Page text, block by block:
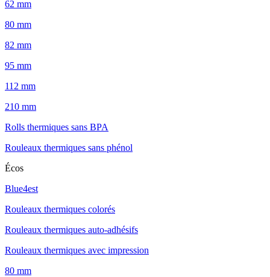
62 mm
80 mm
82 mm
95 mm
112 mm
210 mm
Rolls thermiques sans BPA
Rouleaux thermiques sans phénol
Écos
Blue4est
Rouleaux thermiques colorés
Rouleaux thermiques auto-adhésifs
Rouleaux thermiques avec impression
80 mm